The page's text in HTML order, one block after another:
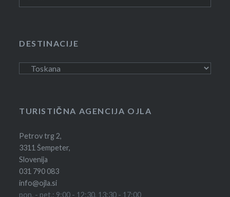
DESTINACIJE
Destinacije
TURISTIČNA AGENCIJA OJLA
Petrov trg 2,
3311 Šempeter,
Slovenija
031 790 083
info@ojla.si
pon. - pet.: 9:00 - 12:30, 13:30 - 17:00